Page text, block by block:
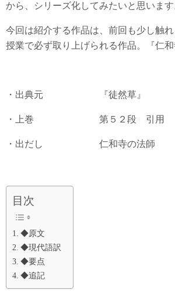
から、シリーズ化してみたいと思います
今回は紹介する作品は、前回も少し触
授業で必ず取り上げられる作品。『仁和
・出典元 『徒然草』
・上巻 第５２段 引用
・出だし 仁和寺の法師
目次
◆原文
◆現代語訳
◆要点
◆追記